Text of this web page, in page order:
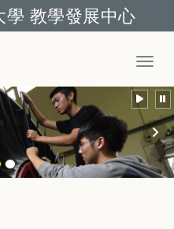
學 教學發展中心